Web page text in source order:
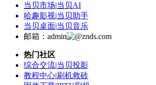
当贝市场|当贝AI
哈趣影视|当贝助手
当贝桌面|当贝音乐
邮箱：admin
znds.com
热门社区
综合交流|当贝投影
教程中心|刷机救砖